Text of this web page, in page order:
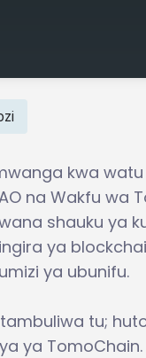
kwa
na Wakfu wa
shauku ya
ya
ya ubunifu.
tu;
ya